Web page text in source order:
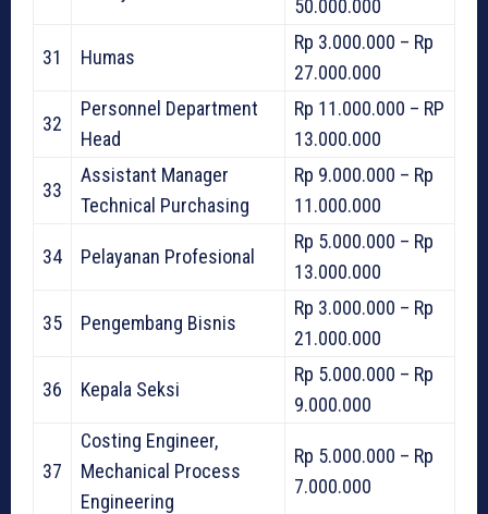
50.000.000
31 Humas
Rp 3.000.000 – Rp
27.000.000
32
Personnel Department
Head
Rp 11.000.000 – RP
13.000.000
33
Assistant Manager
Technical Purchasing
Rp 9.000.000 – Rp
11.000.000
34 Pelayanan Profesional
Rp 5.000.000 – Rp
13.000.000
35 Pengembang Bisnis
Rp 3.000.000 – Rp
21.000.000
36 Kepala Seksi
Rp 5.000.000 – Rp
9.000.000
37
Costing Engineer,
Mechanical Process
Engineering
Rp 5.000.000 – Rp
7.000.000